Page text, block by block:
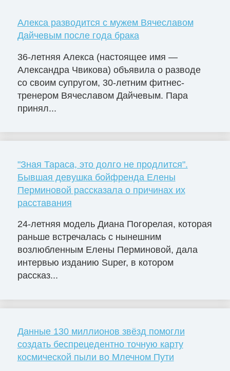
Алекса разводится с мужем Вячеславом
Дайчевым после года брака
36-летняя Алекса (настоящее имя —
Александра Чвикова) объявила о разводе
со своим супругом, 30-летним фитнес-
тренером Вячеславом Дайчевым. Пара
принял...
"Зная Тараса, это долго не продлится".
Бывшая девушка бойфренда Елены
Перминовой рассказала о причинах их
расставания
24-летняя модель Диана Погорелая, которая
раньше встречалась с нынешним
возлюбленным Елены Перминовой, дала
интервью изданию Super, в котором
рассказ...
Данные 130 миллионов звёзд помогли
создать беспрецедентно точную карту
космической пыли во Млечном Пути